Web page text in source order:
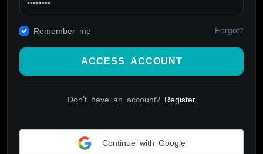
Remember me Forgot?
ACCESS ACCOUNT
Don't have an account? Register
Continue with Google